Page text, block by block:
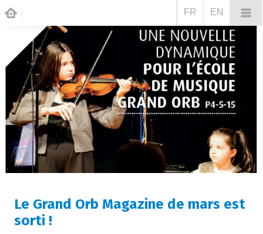
Le Grand Orb Magazine de mars est
sorti !
FR EN